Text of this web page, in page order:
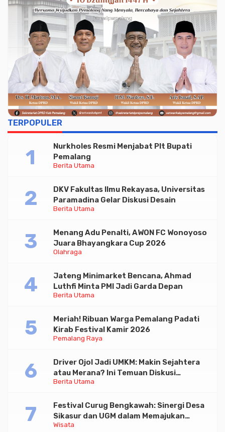
TERPOPULER
Berita Utama
Nurkholes Resmi Menjabat Plt Bupati
Pemalang
Berita Utama
DKV Fakultas Ilmu Rekayasa, Universitas
Paramadina Gelar Diskusi Desain
Olahraga
Menang Adu Penalti, AWON FC Wonoyoso
Juara Bhayangkara Cup 2026
Berita Utama
Jateng Minimarket Bencana, Ahmad
Luthfi Minta PMI Jadi Garda Depan
Pemalang Raya
Meriah! Ribuan Warga Pemalang Padati
Kirab Festival Kamir 2026
Berita Utama
Driver Ojol Jadi UMKM: Makin Sejahtera
atau Merana? Ini Temuan Diskusi
Paramadina
Wisata
Festival Curug Bengkawah: Sinergi Desa
Sikasur dan UGM dalam Memajukan
Wisata serta UMKM Lokal